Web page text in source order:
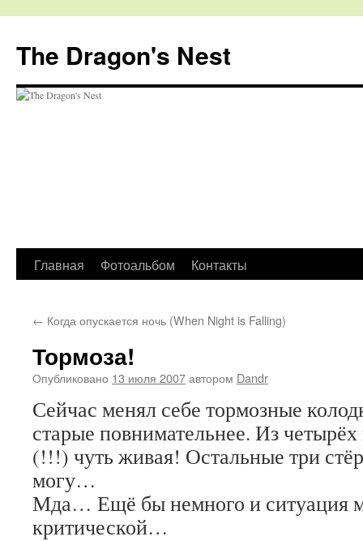
The Dragon's Nest
Перейти
содержимому
Главная Фотоальбом Контакты
← Когда опускается ночь (When Night is Falling)
Тормоза!
Опубликовано 13 июля 2007автором Dandr
Сейчас менял себе тормозные
старые повнимательнее. Из
(!!!) чуть живая! Остальные три
могу…
Мда… Ещё бы немного и ситуация
критической…